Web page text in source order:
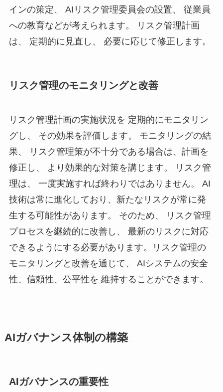
インの策定、 AIリスク管理委員会の設置、 従業員
への教育などが考えられます。 リスク管理計画
は、 定期的に見直し、 必要に応じて修正します。
リスク管理のモニタリングと改善
リスク管理計画の実施状況を 定期的にモニタリン
グし、 その効果を評価します。 モニタリングの結
果、 リスク管理策が不十分である場合は、計画を
修正し、 より効果的な対策を講じます。 リスク管
理は、 一度実施すれば終わりではありません。 AI
技術は常に進化しており、新たなリスクが常に発
生する可能性があります。 そのため、 リスク管理
プロセスを継続的に改善し、 最新のリスクに対応
できるようにする必要があります。リスク管理の
モニタリングと改善を通じて、 AIシステムの安全
性、信頼性、公平性を 維持することができます。
AIガバナンス体制の構築
AIガバナンスの重要性